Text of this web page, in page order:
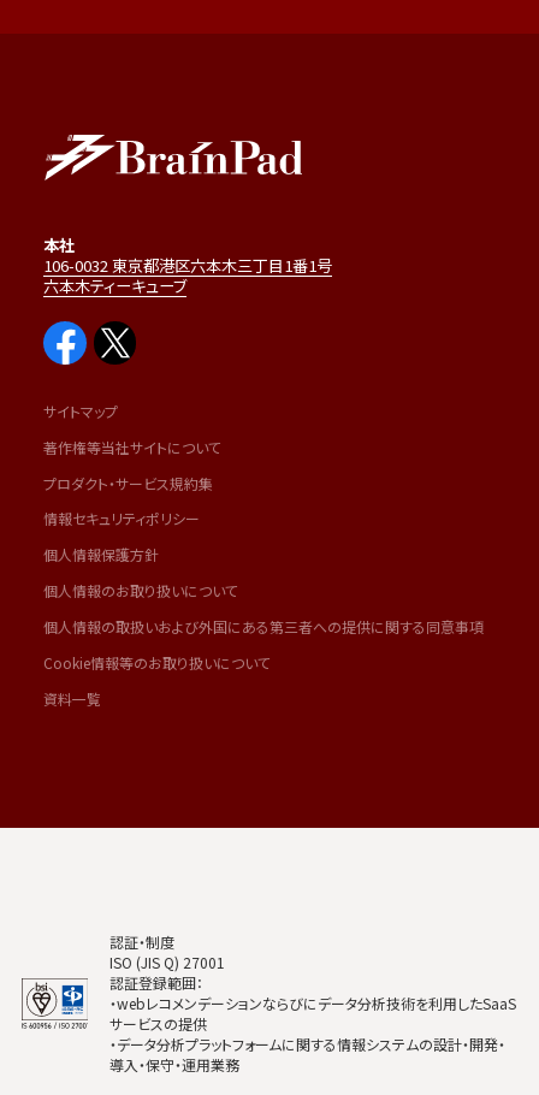
本社
106-0032 東京都港区六本木三丁目1番1号
六本木ティーキューブ
サイトマップ
著作権等当社サイトについて
プロダクト・サービス規約集
情報セキュリティポリシー
個人情報保護方針
個人情報のお取り扱いについて
個人情報の取扱いおよび外国にある第三者への提供に関する同意事項
Cookie情報等のお取り扱いについて
資料一覧
認証・制度
ISO (JIS Q) 27001
認証登録範囲：
・webレコメンデーションならびにデータ分析技術を利用したSaaS
サービスの提供
・データ分析プラットフォームに関する情報システムの設計・開発・
導入・保守・運用業務